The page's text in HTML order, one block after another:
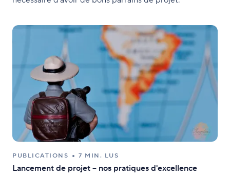
PUBLICATIONS 7 MIN. LUS
Lancement de projet – nos pratiques d'excellence